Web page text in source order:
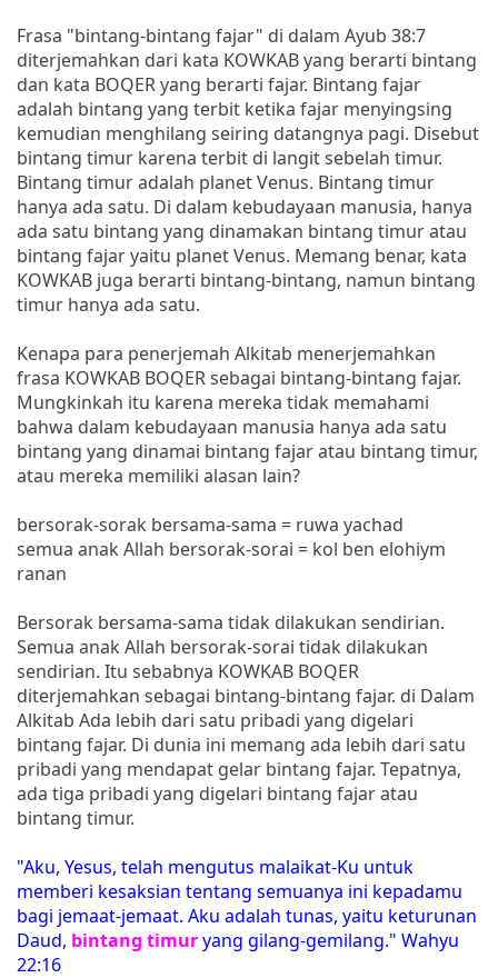
Frasa "bintang-bintang fajar" di dalam Ayub 38:7
diterjemahkan dari kata KOWKAB yang berarti bintang
dan kata BOQER yang berarti fajar. Bintang fajar
adalah bintang yang terbit ketika fajar menyingsing
kemudian menghilang seiring datangnya pagi. Disebut
bintang timur karena terbit di langit sebelah timur.
Bintang timur adalah planet Venus. Bintang timur
hanya ada satu. Di dalam kebudayaan manusia, hanya
ada satu bintang yang dinamakan bintang timur atau
bintang fajar yaitu planet Venus. Memang benar, kata
KOWKAB juga berarti bintang-bintang, namun bintang
timur hanya ada satu.
Kenapa para penerjemah Alkitab menerjemahkan
frasa KOWKAB BOQER sebagai bintang-bintang fajar.
Mungkinkah itu karena mereka tidak memahami
bahwa dalam kebudayaan manusia hanya ada satu
bintang yang dinamai bintang fajar atau bintang timur,
atau mereka memiliki alasan lain?
bersorak-sorak bersama-sama = ruwa yachad
semua anak Allah bersorak-sorai = kol ben elohiym
ranan
Bersorak bersama-sama tidak dilakukan sendirian.
Semua anak Allah bersorak-sorai tidak dilakukan
sendirian. Itu sebabnya KOWKAB BOQER
diterjemahkan sebagai bintang-bintang fajar. di Dalam
Alkitab Ada lebih dari satu pribadi yang digelari
bintang fajar. Di dunia ini memang ada lebih dari satu
pribadi yang mendapat gelar bintang fajar. Tepatnya,
ada tiga pribadi yang digelari bintang fajar atau
bintang timur.
"Aku, Yesus, telah mengutus malaikat-Ku untuk
memberi kesaksian tentang semuanya ini kepadamu
bagi jemaat-jemaat. Aku adalah tunas, yaitu keturunan
Daud, bintang timuryang gilang-gemilang." Wahyu
22:16